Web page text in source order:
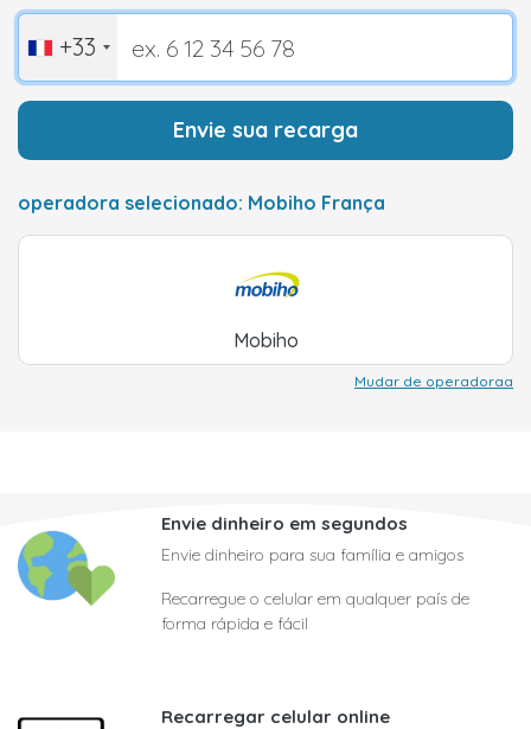
+33
Envie sua recarga
operadora selecionado: Mobiho França
Mobiho
Mudar de operadoraa
Envie dinheiro em segundos
Envie dinheiro para sua família e amigos
Recarregue o celular em qualquer país de
forma rápida e fácil
Recarregar celular online